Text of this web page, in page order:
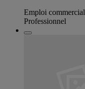
Emploi
Professionnel